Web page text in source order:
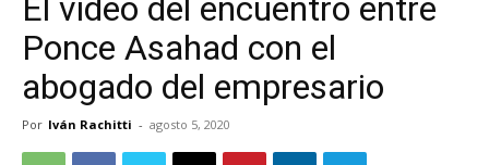
El video del encuentro entre
Ponce Asahad con el
abogado del empresario
Por Iván Rachitti - agosto 5, 2020